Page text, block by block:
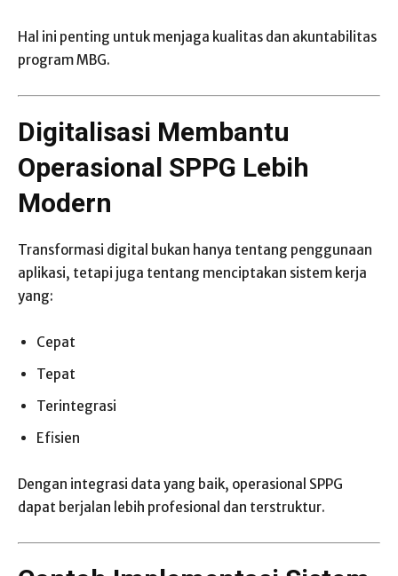
Hal ini penting untuk menjaga kualitas dan akuntabilitas
program MBG.
Digitalisasi Membantu
Operasional SPPG Lebih
Modern
Transformasi digital bukan hanya tentang penggunaan
aplikasi, tetapi juga tentang menciptakan sistem kerja
yang:
Cepat
Tepat
Terintegrasi
Efisien
Dengan integrasi data yang baik, operasional SPPG
dapat berjalan lebih profesional dan terstruktur.